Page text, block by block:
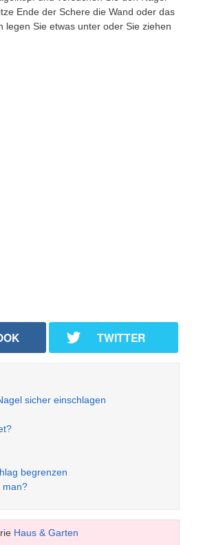
Ende der Schere die Wand oder das
legen Sie etwas unter oder Sie ziehen
TWITTER
sicher einschlagen
begrenzen
man?
Haus & Garten